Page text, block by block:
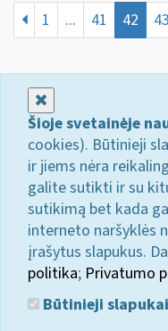
1 ... 41 42 43
Šioje svetainėje
cookies). Būtinieji
ir jiems nėra
galite sutikti ir su
sutikimą bet kada
interneto naršyklės
įrašytus slapukus.
politika; Privatumo
Būtinieji slapukai